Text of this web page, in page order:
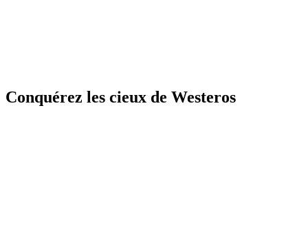
Conquérez les cieux de Westeros